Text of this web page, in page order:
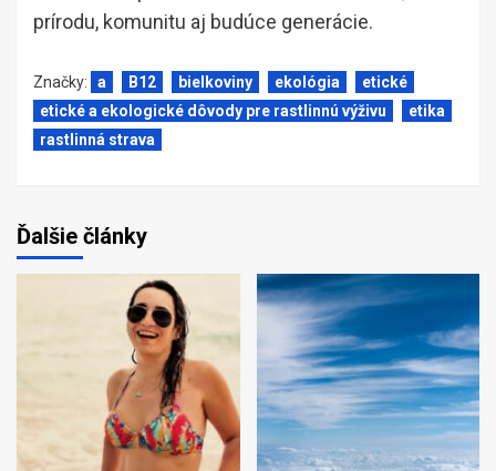
prírodu, komunitu aj budúce generácie.
Značky: a B12 bielkoviny ekológia
etické
etické a ekologické dôvody pre rastlinnú výživu
etika
rastlinná strava
Ďalšie články